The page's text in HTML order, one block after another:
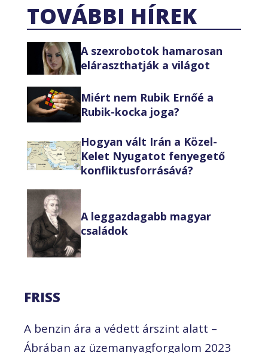
TOVÁBBI HÍREK
A szexrobotok hamarosan
eláraszthatják a világot
Miért nem Rubik Ernőé a
Rubik-kocka joga?
Hogyan vált Irán a Közel-
Kelet Nyugatot fenyegető
konfliktusforrásává?
A leggazdagabb magyar
családok
FRISS
A benzin ára a védett árszint alatt –
Ábrában az üzemanyagforgalom 2023